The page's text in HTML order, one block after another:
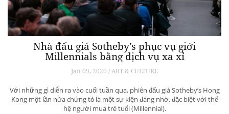
Nhà đấu giá Sotheby’s phục vụ giới
Millennials bằng dịch vụ xa xỉ
Jan 09, 2020 / ART & CULTURE
Với những gì diễn ra vào cuối tuần qua, phiên đấu giá Sotheby’s Hong
Kong một lần nữa chứng tỏ là một sự kiện đáng nhớ, đặc biệt với thế
hệ người mua trẻ tuổi (Millennial).